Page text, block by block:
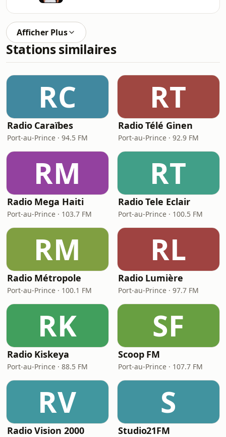
Afficher Plus
Stations similaires
RC
Radio Caraïbes
Port-au-Prince · 94.5 FM
RT
Radio Télé Ginen
Port-au-Prince · 92.9 FM
RM
Radio Mega Haiti
Port-au-Prince · 103.7 FM
RT
Radio Tele Eclair
Port-au-Prince · 100.5 FM
RM
Radio Métropole
Port-au-Prince · 100.1 FM
RL
Radio Lumière
Port-au-Prince · 97.7 FM
RK
Radio Kiskeya
Port-au-Prince · 88.5 FM
SF
Scoop FM
Port-au-Prince · 107.7 FM
RV
Radio Vision 2000
S
Studio21FM